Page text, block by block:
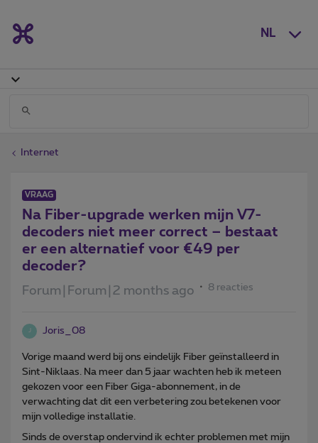
NL
Internet
VRAAG
Na Fiber-upgrade werken mijn V7-
decoders niet meer correct – bestaat
er een alternatief voor €49 per
decoder?
Forum|Forum|2 months ago 8 reacties
J Joris_08
Vorige maand werd bij ons eindelijk Fiber geïnstalleerd in
Sint-Niklaas. Na meer dan 5 jaar wachten heb ik meteen
gekozen voor een Fiber Giga-abonnement, in de
verwachting dat dit een verbetering zou betekenen voor
mijn volledige installatie.
Sinds de overstap ondervind ik echter problemen met mijn